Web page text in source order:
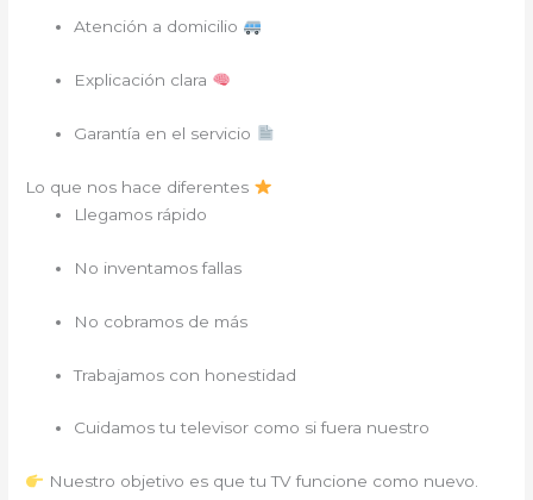
Atención a domicilio
Explicación clara
Garantía en el servicio
Lo que nos hace diferentes
Llegamos rápido
No inventamos fallas
No cobramos de más
Trabajamos con honestidad
Cuidamos tu televisor como si fuera nuestro
Nuestro objetivo es que tu TV funcione como nuevo.